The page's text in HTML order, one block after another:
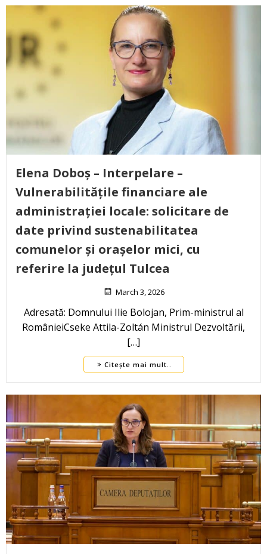
Elena Doboș – Interpelare –
Vulnerabilitățile financiare ale
administrației locale: solicitare de
date privind sustenabilitatea
comunelor și orașelor mici, cu
referire la județul Tulcea
March 3, 2026
Adresată: Domnului Ilie Bolojan, Prim-ministrul al
RomânieiCseke Attila-Zoltán Ministrul Dezvoltării,
[…]
Citește mai mult..